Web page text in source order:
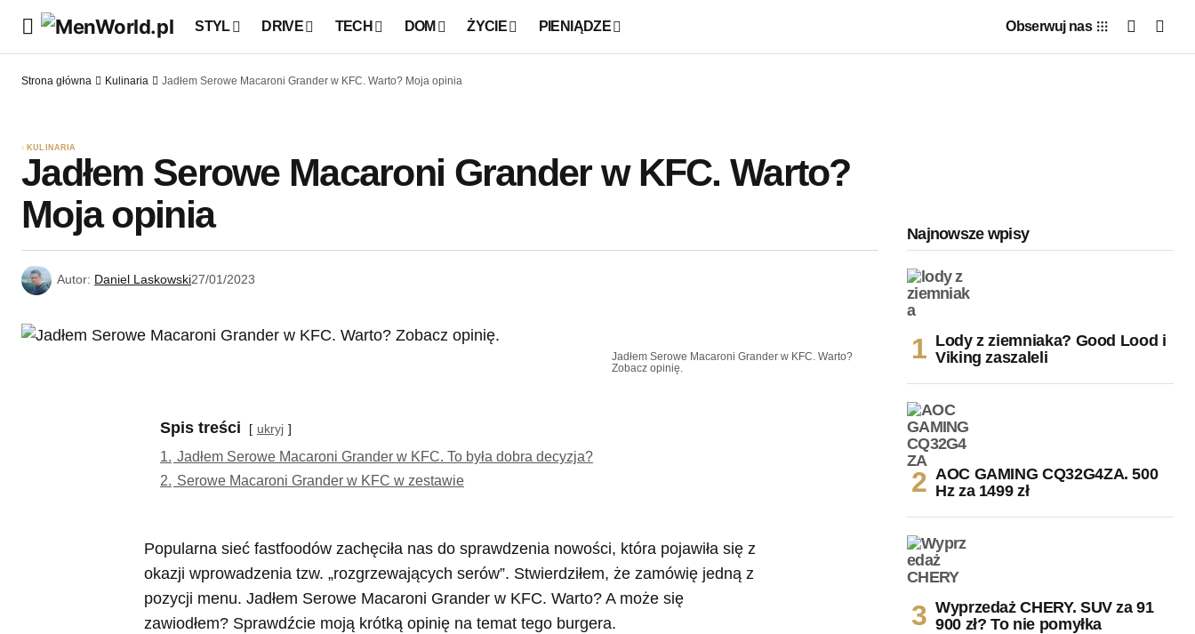
STYL DRIVE TECH DOM ŻYCIE PIENIĄDZE Obserwuj nas
Strona główna Kulinaria Jadłem Serowe Macaroni Grander w KFC. Warto? Moja opinia
KULINARIA
Jadłem Serowe Macaroni Grander w KFC. Warto?
Moja opinia
Autor: Daniel Laskowski27/01/2023
Jadłem Serowe Macaroni Grander w KFC. Warto?
Zobacz opinię.
Spis treści ukryj
1. Jadłem Serowe Macaroni Grander w KFC. To była dobra decyzja?
2. Serowe Macaroni Grander w KFC w zestawie
Popularna sieć fastfoodów zachęciła nas do sprawdzenia nowości, która pojawiła się z
okazji wprowadzenia tzw. „rozgrzewających serów”. Stwierdziłem, że zamówię jedną z
pozycji menu. Jadłem Serowe Macaroni Grander w KFC. Warto? A może się
zawiodłem? Sprawdźcie moją krótką opinię na temat tego burgera.
Najnowsze wpisy
Lody z ziemniaka? Good Lood i
Viking zaszaleli
AOC GAMING CQ32G4ZA. 500
Hz za 1499 zł
Wyprzedaż CHERY. SUV za 91
900 zł? To nie pomyłka